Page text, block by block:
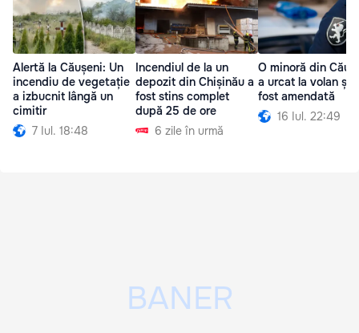
Alertă la Căușeni: Un
incendiu de vegetație
a izbucnit lângă un
cimitir
7 Iul. 18:48
Incendiul de la un
depozit din Chișinău a
fost stins complet
după 25 de ore
6 zile în urmă
O minoră din
a urcat la volan și a
fost amendată
16 Iul. 22:49